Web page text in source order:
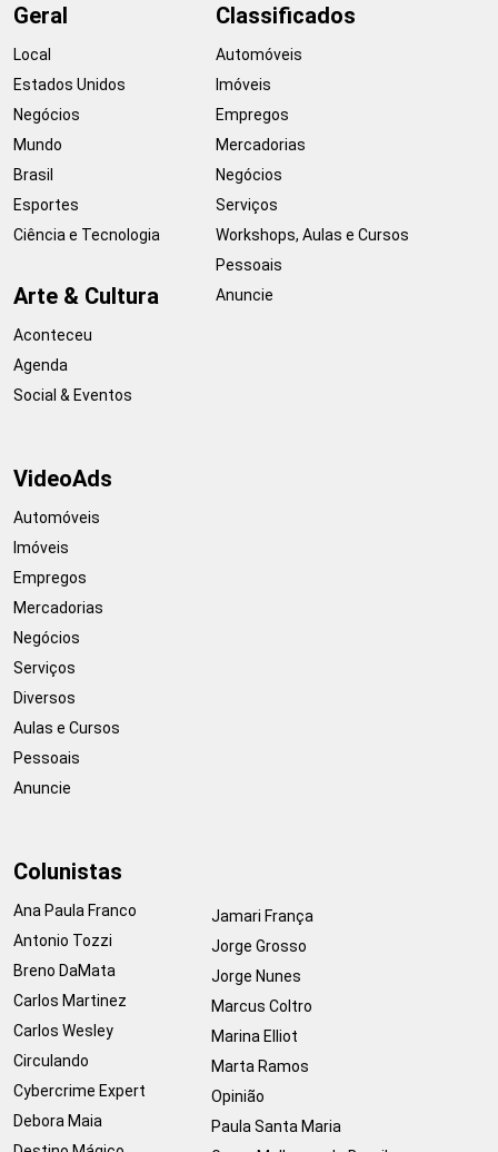
Geral
Local
Estados Unidos
Negócios
Mundo
Brasil
Esportes
Ciência e Tecnologia
Arte & Cultura
Aconteceu
Agenda
Social & Eventos
Classificados
Automóveis
Imóveis
Empregos
Mercadorias
Negócios
Serviços
Workshops, Aulas e Cursos
Pessoais
Anuncie
VideoAds
Automóveis
Imóveis
Empregos
Mercadorias
Negócios
Serviços
Diversos
Aulas e Cursos
Pessoais
Anuncie
Colunistas
Ana Paula Franco
Antonio Tozzi
Breno DaMata
Carlos Martinez
Carlos Wesley
Circulando
Cybercrime Expert
Debora Maia
Jamari França
Jorge Grosso
Jorge Nunes
Marcus Coltro
Marina Elliot
Marta Ramos
Opinião
Paula Santa Maria